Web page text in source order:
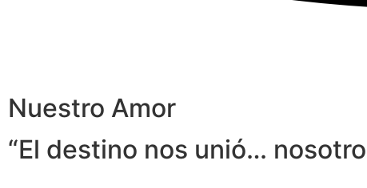
Nuestro Amor
“El destino nos unió…